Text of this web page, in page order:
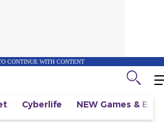
CONTINUE WITH CONTENT
Cyberlife NEW Games &